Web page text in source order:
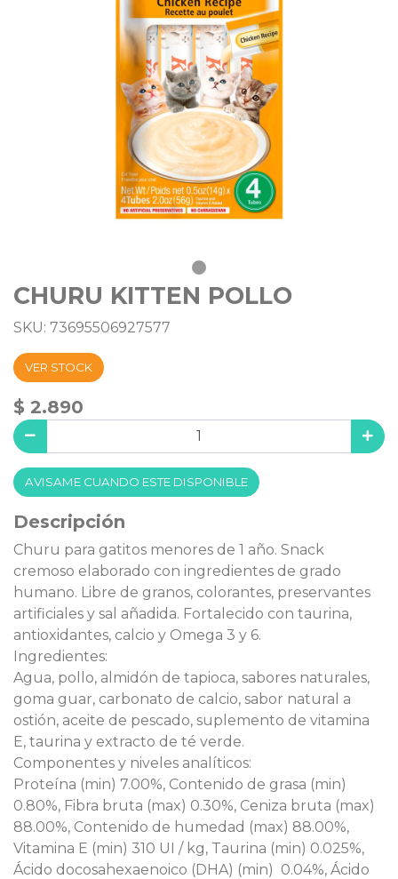
CHURU KITTEN POLLO
SKU: 73695506927577
VER STOCK
$ 2.890
AVISAME CUANDO ESTE DISPONIBLE
Descripción
Churu para gatitos menores de 1 año. Snack
cremoso elaborado con ingredientes de grado
humano. Libre de granos, colorantes, preservantes
artificiales y sal añadida. Fortalecido con taurina,
antioxidantes, calcio y Omega 3 y 6.
Ingredientes:
Agua, pollo, almidón de tapioca, sabores naturales,
goma guar, carbonato de calcio, sabor natural a
ostión, aceite de pescado, suplemento de vitamina
E, taurina y extracto de té verde.
Componentes y niveles analíticos:
Proteína (min) 7.00%, Contenido de grasa (min)
0.80%, Fibra bruta (max) 0.30%, Ceniza bruta (max)
88.00%, Contenido de humedad (max) 88.00%,
Vitamina E (min) 310 UI / kg, Taurina (min) 0.025%,
Ácido docosahexaenoico (DHA) (min) 0.04%, Ácido